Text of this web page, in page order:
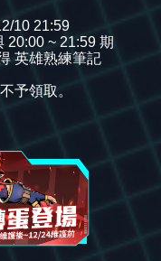
10 21:59
20:00 ~ 21:59 期
英雄熟練筆記
予領取。